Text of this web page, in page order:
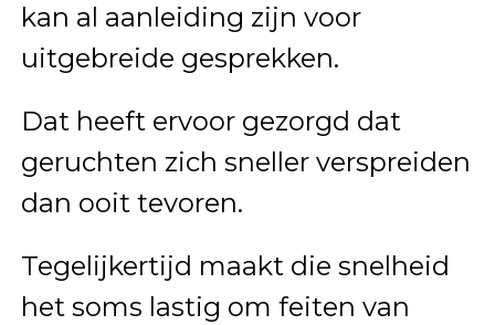
kan al aanleiding zijn voor
uitgebreide gesprekken.
Dat heeft ervoor gezorgd dat
geruchten zich sneller verspreiden
dan ooit tevoren.
Tegelijkertijd maakt die snelheid
het soms lastig om feiten van